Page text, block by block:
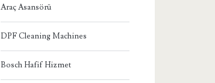
Araç Asansörü
DPF Cleaning Machines
Bosch Hafif Hizmet